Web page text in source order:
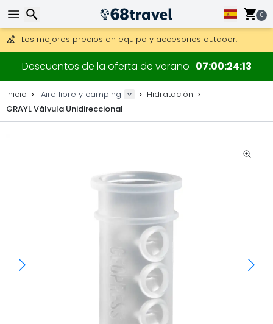
0
Consigue el envío gratuito en pedidos de más de 250 €.
Envío DHL 1 día disponible.
30 días para devoluciones, 90 días para mapas de madera
Los mejores precios en equipo y accesorios outdoor.
Descuentos de la oferta de verano 07002412
Inicio Aire libre y camping
Hidratación
GRAYL Válvula Unidireccional
Buscar